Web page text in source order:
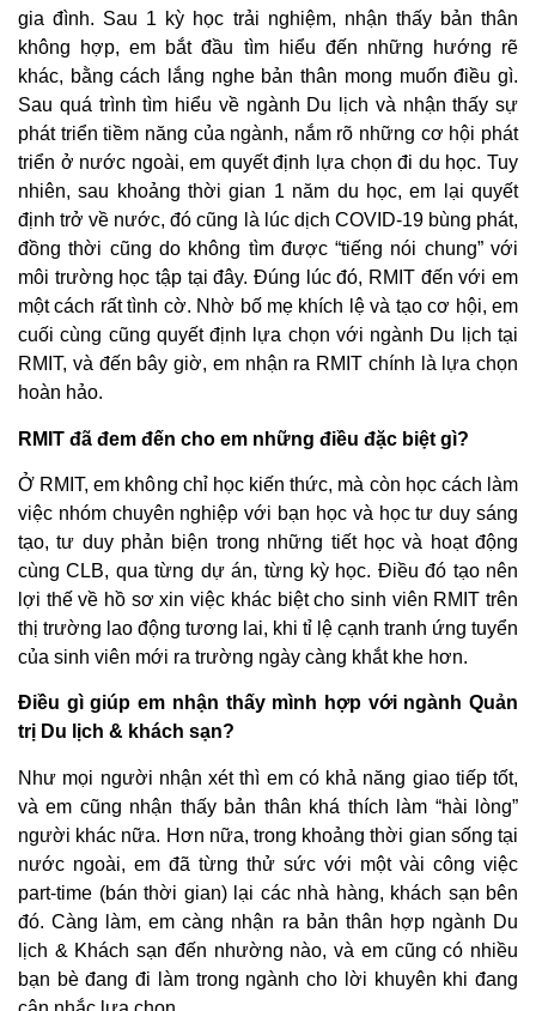
gia đình. Sau 1 kỳ học trải nghiệm, nhận thấy bản thân
không hợp, em bắt đầu tìm hiểu đến những hướng rẽ
khác, bằng cách lắng nghe bản thân mong muốn điều gì.
Sau quá trình tìm hiểu về ngành Du lịch và nhận thấy sự
phát triển tiềm năng của ngành, nắm rõ những cơ hội phát
triển ở nước ngoài, em quyết định lựa chọn đi du học. Tuy
nhiên, sau khoảng thời gian 1 năm du học, em lại quyết
định trở về nước, đó cũng là lúc dịch COVID-19 bùng phát,
đồng thời cũng do không tìm được “tiếng nói chung” với
môi trường học tập tại đây. Đúng lúc đó, RMIT đến với em
một cách rất tình cờ. Nhờ bố mẹ khích lệ và tạo cơ hội, em
cuối cùng cũng quyết định lựa chọn với ngành Du lịch tại
RMIT, và đến bây giờ, em nhận ra RMIT chính là lựa chọn
hoàn hảo.
RMIT đã đem đến cho em những điều đặc biệt gì?
Ở RMIT, em không chỉ học kiến thức, mà còn học cách làm
việc nhóm chuyên nghiệp với bạn học và học tư duy sáng
tạo, tư duy phản biện trong những tiết học và hoạt động
cùng CLB, qua từng dự án, từng kỳ học. Điều đó tạo nên
lợi thế về hồ sơ xin việc khác biệt cho sinh viên RMIT trên
thị trường lao động tương lai, khi tỉ lệ cạnh tranh ứng tuyển
của sinh viên mới ra trường ngày càng khắt khe hơn.
Điều gì giúp em nhận thấy mình hợp với ngành Quản
trị Du lịch & khách sạn?
Như mọi người nhận xét thì em có khả năng giao tiếp tốt,
và em cũng nhận thấy bản thân khá thích làm “hài lòng”
người khác nữa. Hơn nữa, trong khoảng thời gian sống tại
nước ngoài, em đã từng thử sức với một vài công việc
part-time (bán thời gian) lại các nhà hàng, khách sạn bên
đó. Càng làm, em càng nhận ra bản thân hợp ngành Du
lịch & Khách sạn đến nhường nào, và em cũng có nhiều
bạn bè đang đi làm trong ngành cho lời khuyên khi đang